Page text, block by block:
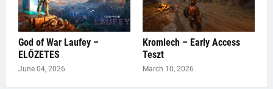
God of War Laufey –
ELŐZETES
June 04, 2026
Kromlech – Early Access
Teszt
March 10, 2026